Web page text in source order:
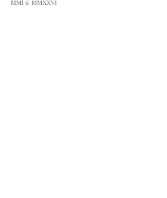
MMI © MMXXVI